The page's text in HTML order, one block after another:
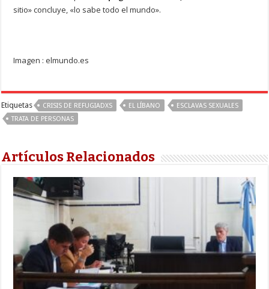
sitio» concluye, «lo sabe todo el mundo».
Imagen : elmundo.es
Etiquetas CRISIS DE REFUGIADXS EL LÍBANO
ESCLAVAS SEXUALES
TRATA DE PERSONAS
Artículos Relacionados